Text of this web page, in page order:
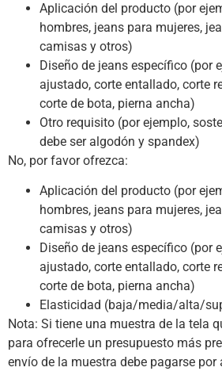
Aplicación del producto (por
hombres, jeans para mujeres,
camisas y otros)
Diseño de jeans específico (por
ajustado, corte entallado, corte
corte de bota, pierna ancha)
Otro requisito (por ejemplo,
debe ser algodón y spandex)
No, por favor ofrezca:
Aplicación del producto (por
hombres, jeans para mujeres,
camisas y otros)
Diseño de jeans específico (por
ajustado, corte entallado, corte
corte de bota, pierna ancha)
Elasticidad (baja/media/alta/
Nota: Si tiene una muestra de la tela
para ofrecerle un presupuesto más
envío de la muestra debe pagarse por